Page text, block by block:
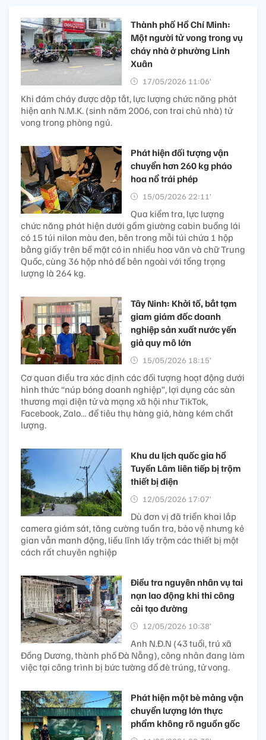
Thành phố Hồ Chí Minh:
Một người tử vong trong vụ
cháy nhà ở phường Linh
Xuân
17/05/2026 11:06’
Khi đám cháy được dập tắt, lực lượng chức năng phát
hiện anh N.M.K. (sinh năm 2006, con trai chủ nhà) tử
vong trong phòng ngủ.
Phát hiện đối tượng vận
chuyển hơn 260 kg pháo
hoa nổ trái phép
15/05/2026 22:11’
Qua kiểm tra, lực lượng
chức năng phát hiện dưới gầm giường cabin buồng lái
có 15 túi nilon màu đen, bên trong mỗi túi chứa 1 hộp
bằng giấy trên bề mặt có in nhiều hoa văn và chữ Trung
Quốc, cùng 36 hộp nhỏ để bên ngoài với tổng trọng
lượng là 264 kg.
Tây Ninh: Khởi tố, bắt tạm
giam giám đốc doanh
nghiệp sản xuất nước yến
giả quy mô lớn
15/05/2026 18:15’
Cơ quan điều tra xác định các đối tượng hoạt động dưới
hình thức “núp bóng doanh nghiệp”, lợi dụng các sàn
thương mại điện tử và mạng xã hội như TikTok,
Facebook, Zalo… để tiêu thụ hàng giả, hàng kém chất
lượng.
Khu du lịch quốc gia hồ
Tuyền Lâm liên tiếp bị trộm
thiết bị điện
12/05/2026 17:07’
Dù đơn vị đã triển khai lắp
camera giám sát, tăng cường tuần tra, bảo vệ nhưng kẻ
gian vẫn manh động, liều lĩnh lấy trộm các thiết bị một
cách rất chuyên nghiệp
Điều tra nguyên nhân vụ tai
nạn lao động khi thi công
cải tạo đường
12/05/2026 10:38’
Anh N.Đ.N (43 tuổi, trú xã
Đồng Dương, thành phố Đà Nẵng), công nhân đang làm
việc tại công trình bị bức tường đổ đè trúng, tử vong.
Phát hiện một bè mảng vận
chuyển lượng lớn thực
phẩm không rõ nguồn gốc